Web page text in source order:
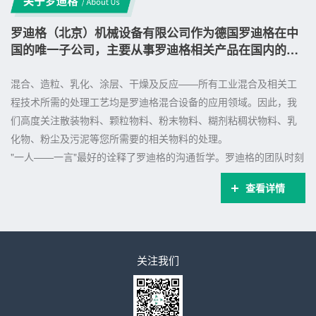
罗迪格（北京）机械设备有限公司作为德国罗迪格在中
国的唯一子公司，主要从事罗迪格相关产品在国内的销
混合、造粒、乳化、涂层、干燥及反应——所有工业混合及相关工
程技术所需的处理工艺均是罗迪格混合设备的应用领域。因此，我
们高度关注散装物料、颗粒物料、粉末物料、糊剂粘稠状物料、乳
化物、粉尘及污泥等您所需要的相关物料的处理。
"一人——一言"最好的诠释了罗迪格的沟通哲学。罗迪格的团队时刻
将行业知识、工艺技术的专业性、实际工程项目紧密相连。这代表
您一直在与正确的合作伙伴联系。
程分析、寻找解决方案...
查看详情
关注我们